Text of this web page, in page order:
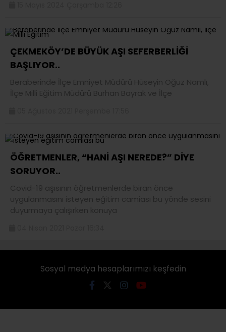
ÇEKMEKÖY’DE BÜYÜK AŞI SEFERBERLİĞİ
BAŞLIYOR..
Beraberinde İlçe Emniyet Müdürü Hüseyin Oğuz Namlı,
İlçe Milli Eğitim Müdürü Burhan Bayrak ve İlçe
ÖĞRETMENLER, “HANİ AŞI NEREDE?” DİYE
SORUYOR..
Covid-19 aşısının öğretmenlerde biran önce
uygulanmasını isteyen eğitim camiası bu yönde sesini
duyurmaya çalışırken konuya
Sosyal medya hesaplarımızı keşfedin